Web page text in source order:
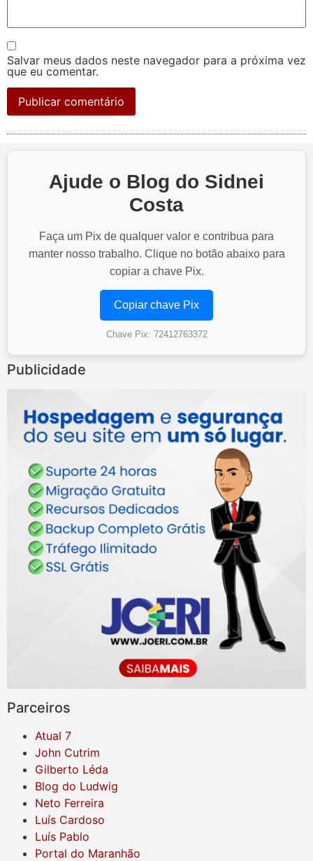
Salvar meus dados neste navegador para a próxima vez
que eu comentar.
Ajude o Blog do Sidnei
Costa
Faça um Pix de qualquer valor e contribua para
manter nosso trabalho. Clique no botão abaixo para
copiar a chave Pix.
Copiar chave Pix
Chave Pix: 72412763372
Publicidade
Parceiros
Atual 7
John Cutrim
Gilberto Léda
Blog do Ludwig
Neto Ferreira
Luís Cardoso
Luís Pablo
Portal do Maranhão